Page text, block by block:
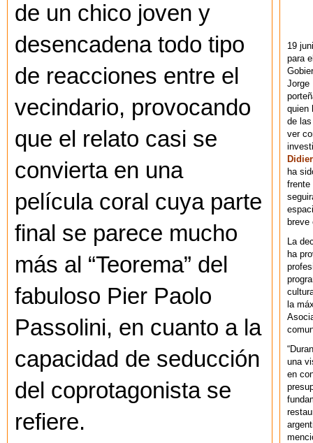
de un chico joven y
desencadena todo tipo
de reacciones entre el
vecindario, provocando
que el relato casi se
convierta en una
película coral cuya parte
final se parece mucho
más al “Teorema” del
fabuloso Pier Paolo
Passolini, en cuanto a la
capacidad de seducción
del coprotagonista se
refiere.
19
para
Jorge
quien
de
ver
Didier
ha
frente
breve
La
ha
la
una
en